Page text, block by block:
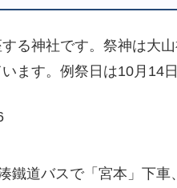
る神社です。祭神は大
ます。例祭日は10月14日
鐵道バスで「宮本」下車